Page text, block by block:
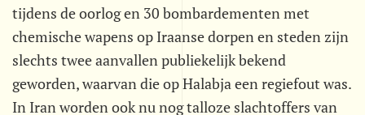
tijdens de oorlog en 30 bombardementen met
chemische wapens op Iraanse dorpen en steden zijn
slechts twee aanvallen publiekelijk bekend
geworden, waarvan die op Halabja een regiefout was.
In Iran worden ook nu nog talloze slachtoffers van